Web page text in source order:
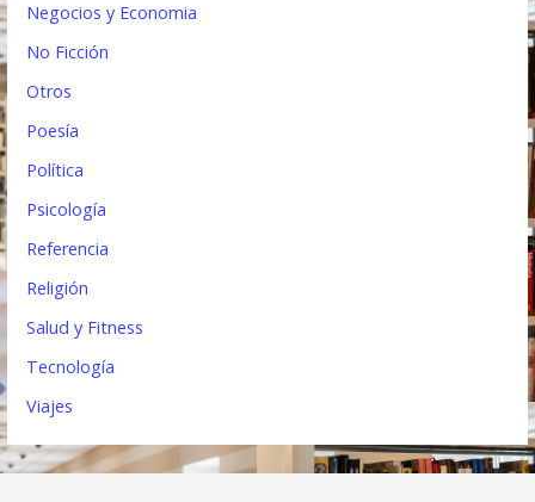
Negocios y Economia
No Ficción
Otros
Poesía
Política
Psicología
Referencia
Religión
Salud y Fitness
Tecnología
Viajes